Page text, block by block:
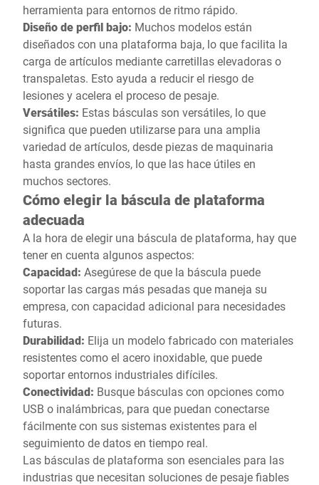
herramienta para entornos de ritmo rápido.
Diseño de perfil bajo: Muchos modelos están
diseñados con una plataforma baja, lo que facilita la
carga de artículos mediante carretillas elevadoras o
transpaletas. Esto ayuda a reducir el riesgo de
lesiones y acelera el proceso de pesaje.
Versátiles: Estas básculas son versátiles, lo que
significa que pueden utilizarse para una amplia
variedad de artículos, desde piezas de maquinaria
hasta grandes envíos, lo que las hace útiles en
muchos sectores.
Cómo elegir la báscula de plataforma
adecuada
A la hora de elegir una báscula de plataforma, hay que
tener en cuenta algunos aspectos:
Capacidad: Asegúrese de que la báscula puede
soportar las cargas más pesadas que maneja su
empresa, con capacidad adicional para necesidades
futuras.
Durabilidad: Elija un modelo fabricado con materiales
resistentes como el acero inoxidable, que puede
soportar entornos industriales difíciles.
Conectividad: Busque básculas con opciones como
USB o inalámbricas, para que puedan conectarse
fácilmente con sus sistemas existentes para el
seguimiento de datos en tiempo real.
Las básculas de plataforma son esenciales para las
industrias que necesitan soluciones de pesaje fiables